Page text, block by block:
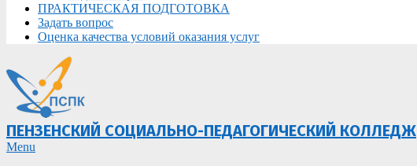
ПРАКТИЧЕСКАЯ ПОДГОТОВКА
Задать вопрос
Оценка качества условий оказания услуг
ПЕНЗЕНСКИЙ СОЦИАЛЬНО-ПЕДАГОГИЧЕСКИЙ КОЛЛЕДЖ
Primary
Menu